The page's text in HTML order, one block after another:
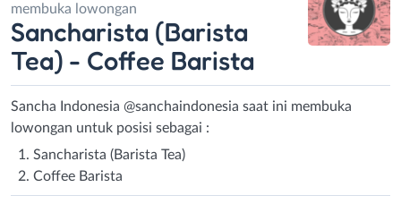
membuka lowongan
Sancharista (Barista
Tea) - Coffee Barista
Sancha Indonesia @sanchaindonesia saat ini membuka
lowongan untuk posisi sebagai :
Sancharista (Barista Tea)
Coffee Barista